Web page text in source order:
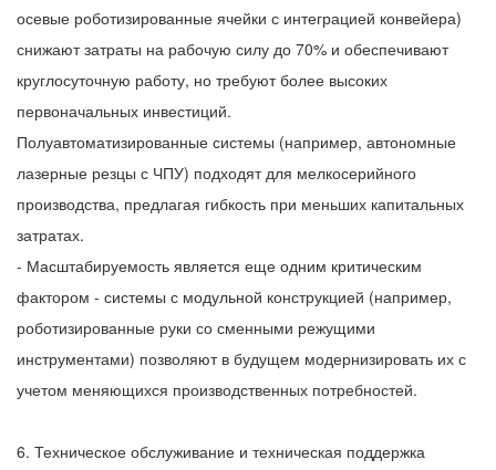
осевые роботизированные ячейки с интеграцией конвейера)
снижают затраты на рабочую силу до 70% и обеспечивают
круглосуточную работу, но требуют более высоких
первоначальных инвестиций.
Полуавтоматизированные системы (например, автономные
лазерные резцы с ЧПУ) подходят для мелкосерийного
производства, предлагая гибкость при меньших капитальных
затратах.
- Масштабируемость является еще одним критическим
фактором - системы с модульной конструкцией (например,
роботизированные руки со сменными режущими
инструментами) позволяют в будущем модернизировать их с
учетом меняющихся производственных потребностей.
6. Техническое обслуживание и техническая поддержка